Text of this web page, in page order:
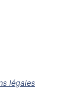
légales